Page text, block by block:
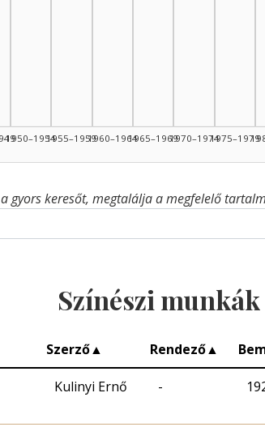
1950–19541955–19591960–19641965–19691970–19741975–1979
gyors keresőt, megtalálja a megfelelő
Színészi
Szerző▲ Rendező▲
Kulinyi Ernő -